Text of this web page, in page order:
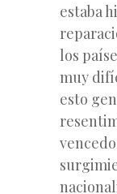
estaba
los
muy
esto